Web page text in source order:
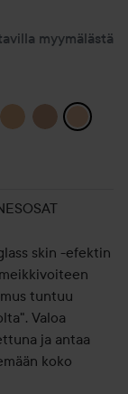
myymälästä
skin -efektin
tuntuu
Valoa
ja antaa
koko